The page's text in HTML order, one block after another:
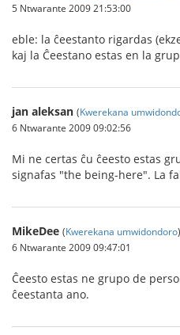
5 Ntwarante 2009 21:53:00
eble: la ĉeestanto rigardas
kaj la Ĉeestano estas en la
jan aleksan (Kwerekana
6 Ntwarante 2009 09:02:56
Mi ne certas ĉu ĉeesto estas
signafas "the being-here". La
MikeDee (Kwerekana umwidondoro)
6 Ntwarante 2009 09:47:01
Ĉeesto estas ne grupo de
ĉeestanta ano.